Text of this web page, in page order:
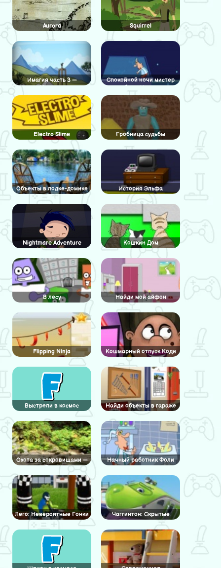
Aurora Squirrel
Имагия часть 3 —
Карьера
Спокойной ночи мистер
Снузлеберг: Инаугурация
Electro Slime Гробница судьбы
Объекты в лодке-домике История Эльфа
Nightmare Adventure Кошкин Дом
В лесу Найди мой айфон
Flipping Ninja Кошмарный отпуск Коди
Выстрели в космос Найди объекты в гараже
Охота за сокровищами —
Река
Начный работник Фоли
Лего: Невероятные Гонки
Чаггинтон: Скрытые
числа